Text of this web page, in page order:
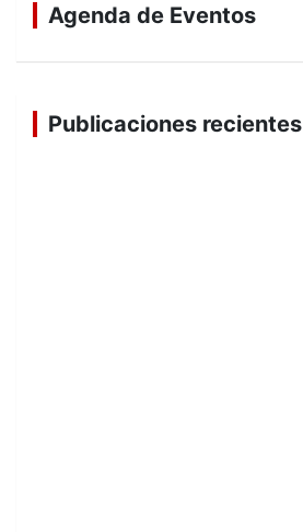
Agenda de Eventos
Publicaciones recientes